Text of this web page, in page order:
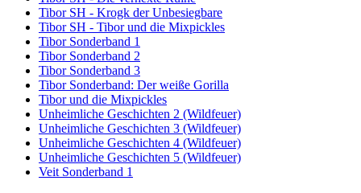
Tibor SH - Krogk der Unbesiegbare
Tibor SH - Tibor und die Mixpickles
Tibor Sonderband 1
Tibor Sonderband 2
Tibor Sonderband 3
Tibor Sonderband: Der weiße Gorilla
Tibor und die Mixpickles
Unheimliche Geschichten 2 (Wildfeuer)
Unheimliche Geschichten 3 (Wildfeuer)
Unheimliche Geschichten 4 (Wildfeuer)
Unheimliche Geschichten 5 (Wildfeuer)
Veit Sonderband 1